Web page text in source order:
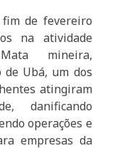
de fevereiro
na atividade
mineira,
Ubá, um dos
atingiram
danificando
operações e
empresas da